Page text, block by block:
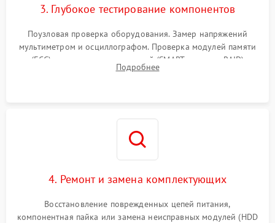
3. Глубокое тестирование компонентов
Поузловая проверка оборудования. Замер напряжений
мультиметром и осциллографом. Проверка модулей памяти
(ECC) и состояния накопителей (SMART, массивы RAID)
специализированными диагностическими утилитами.
Подробнее
4. Ремонт и замена комплектующих
Восстановление поврежденных цепей питания,
компонентная пайка или замена неисправных модулей (HDD